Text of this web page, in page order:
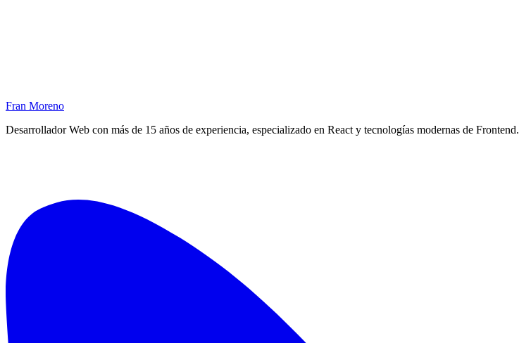
Fran Moreno
Desarrollador Web con más de 15 años de experiencia, especializado en React y tecnologías modernas de Frontend.